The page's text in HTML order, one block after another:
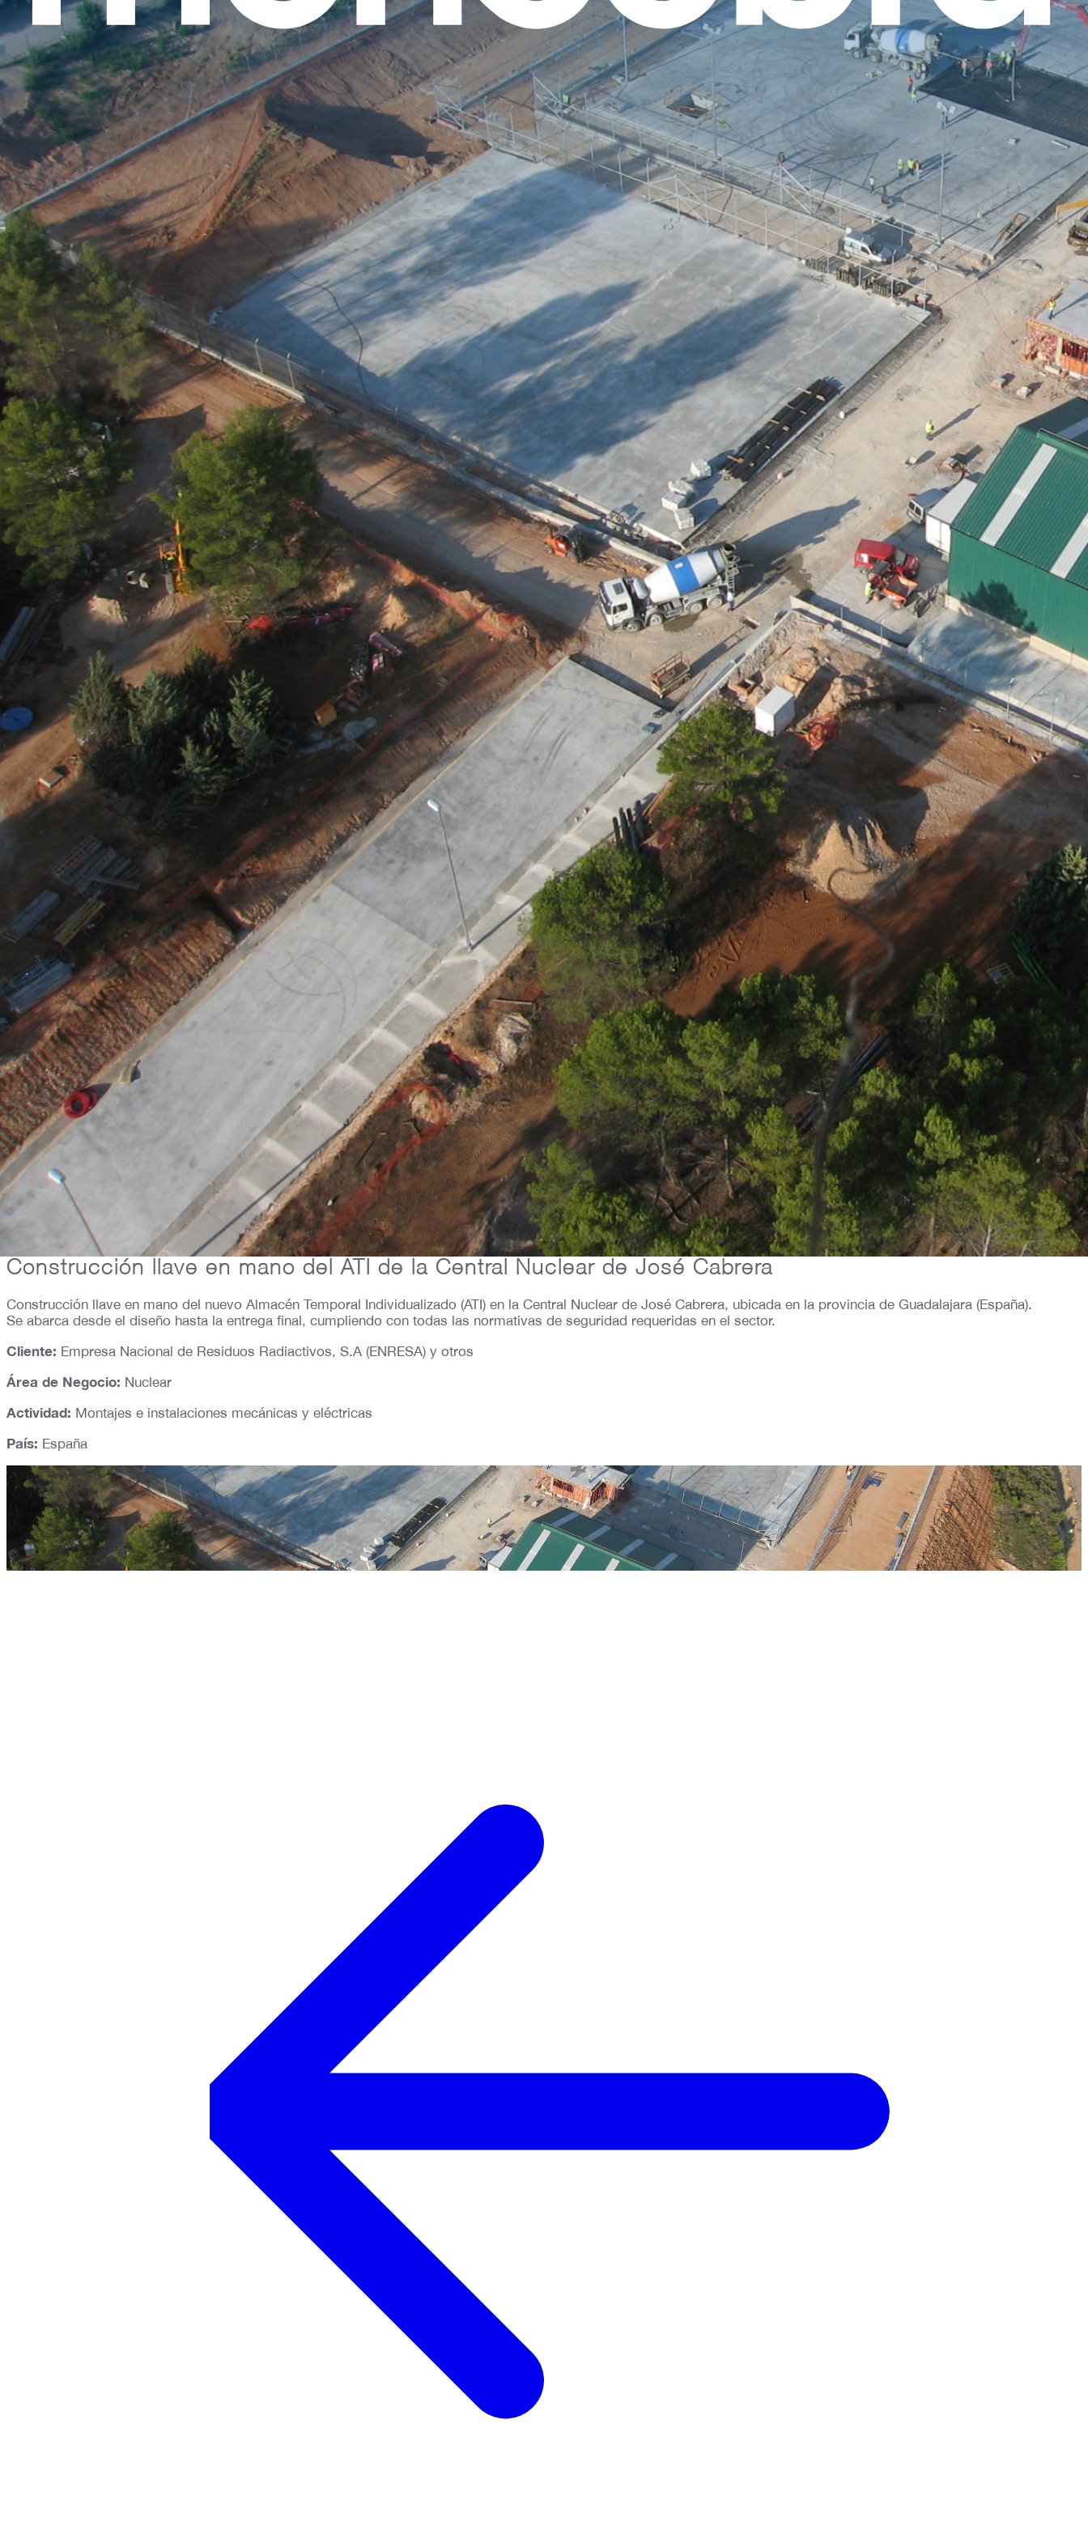
Proyecto
Construcción llave en mano del ATI de la Central Nuclear de José Cabrera
Construcción llave en mano del nuevo Almacén Temporal Individualizado (ATI) en la Central Nuclear de José Cabrera, ubicada en la provincia de Guadalajara (España).
Se abarca desde el diseño hasta la entrega final, cumpliendo con todas las normativas de seguridad requeridas en el sector.
Cliente: Empresa Nacional de Residuos Radiactivos, S.A (ENRESA) y otros
Área de Negocio: Nuclear
Actividad: Montajes e instalaciones mecánicas y eléctricas
País: España